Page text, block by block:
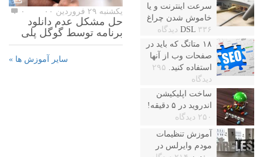
سرعت اینترنت و یا
خاموش شدن چراغ
DSL ۳۳۶ دیدگاه
۱۸ متاتگ که باید در
صفحات وب از آنها
استفاده کنید. ۲۹۵
دیدگاه
ساخت اپلیکیشن
اندروید در ۵ دقیقه!
۲۵۰ دیدگاه
آموزش تنظیمات
مودم وایرلس در
یکشنبه ۲۹ فروردین ۰۰ ۰
حل مشکل عدم دانلود
برنامه توسط گوگل پلی
سایر آموزش ها »